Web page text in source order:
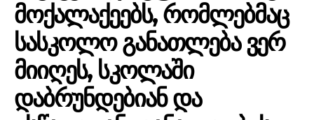
ᲛᲝᲥᲐᲚᲐᲥᲔᲔᲑᲡ, ᲠᲝᲛᲚᲔᲑᲛᲐᲪ
ᲡᲐᲡᲙᲝᲚᲝ ᲒᲐᲜᲐᲗᲚᲔᲑᲐ ᲕᲔᲠ
ᲛᲘᲘᲦᲔᲡ, ᲡᲙᲝᲚᲐᲨᲘ
ᲓᲐᲑᲠᲣᲜᲓᲔᲑᲘᲐᲜ ᲓᲐ